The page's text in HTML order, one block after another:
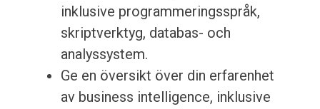
inklusive programmeringsspråk,
skriptverktyg, databas- och
analyssystem.
Ge en översikt över din erfarenhet
av business intelligence, inklusive